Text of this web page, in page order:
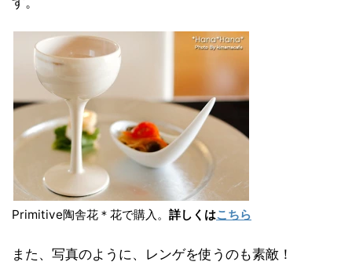
Primitive陶舎花＊花で購入。 詳しくはこちら
また、写真のように、レンゲを使うのも素敵！